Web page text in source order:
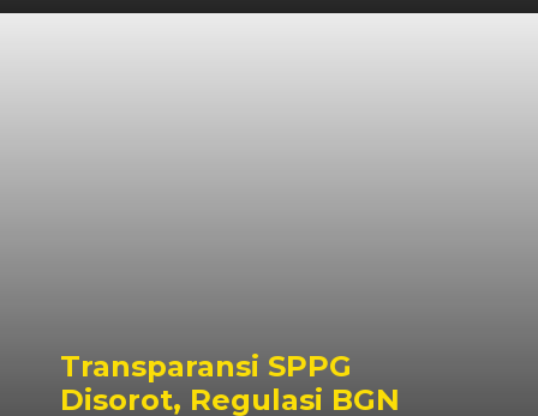
Transparansi SPPG
Disorot, Regulasi BGN